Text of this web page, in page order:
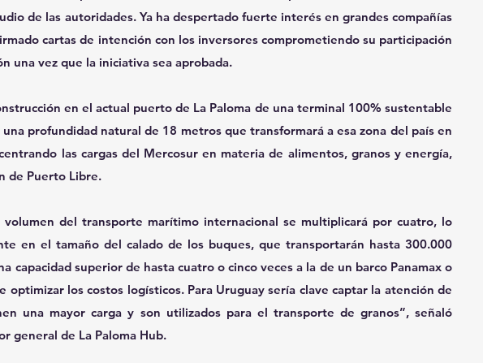
de las autoridades. Ya ha despertado fuerte interés en grandes compañías
cartas de intención con los inversores comprometiendo su participación
una vez que la iniciativa sea aprobada.
en el actual puerto de La Paloma de una terminal 100% sustentable
profundidad natural de 18 metros que transformará a esa zona del país en
las cargas del Mercosur en materia de alimentos, granos y energía,
de Puerto Libre.
del transporte marítimo internacional se multiplicará por cuatro, lo
en el tamaño del calado de los buques, que transportarán hasta 300.000
capacidad superior de hasta cuatro o cinco veces a la de un barco Panamax o
optimizar los costos logísticos. Para Uruguay sería clave captar la atención de
una mayor carga y son utilizados para el transporte de granos”, señaló
general de La Paloma Hub.